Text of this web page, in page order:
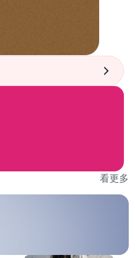
看更多